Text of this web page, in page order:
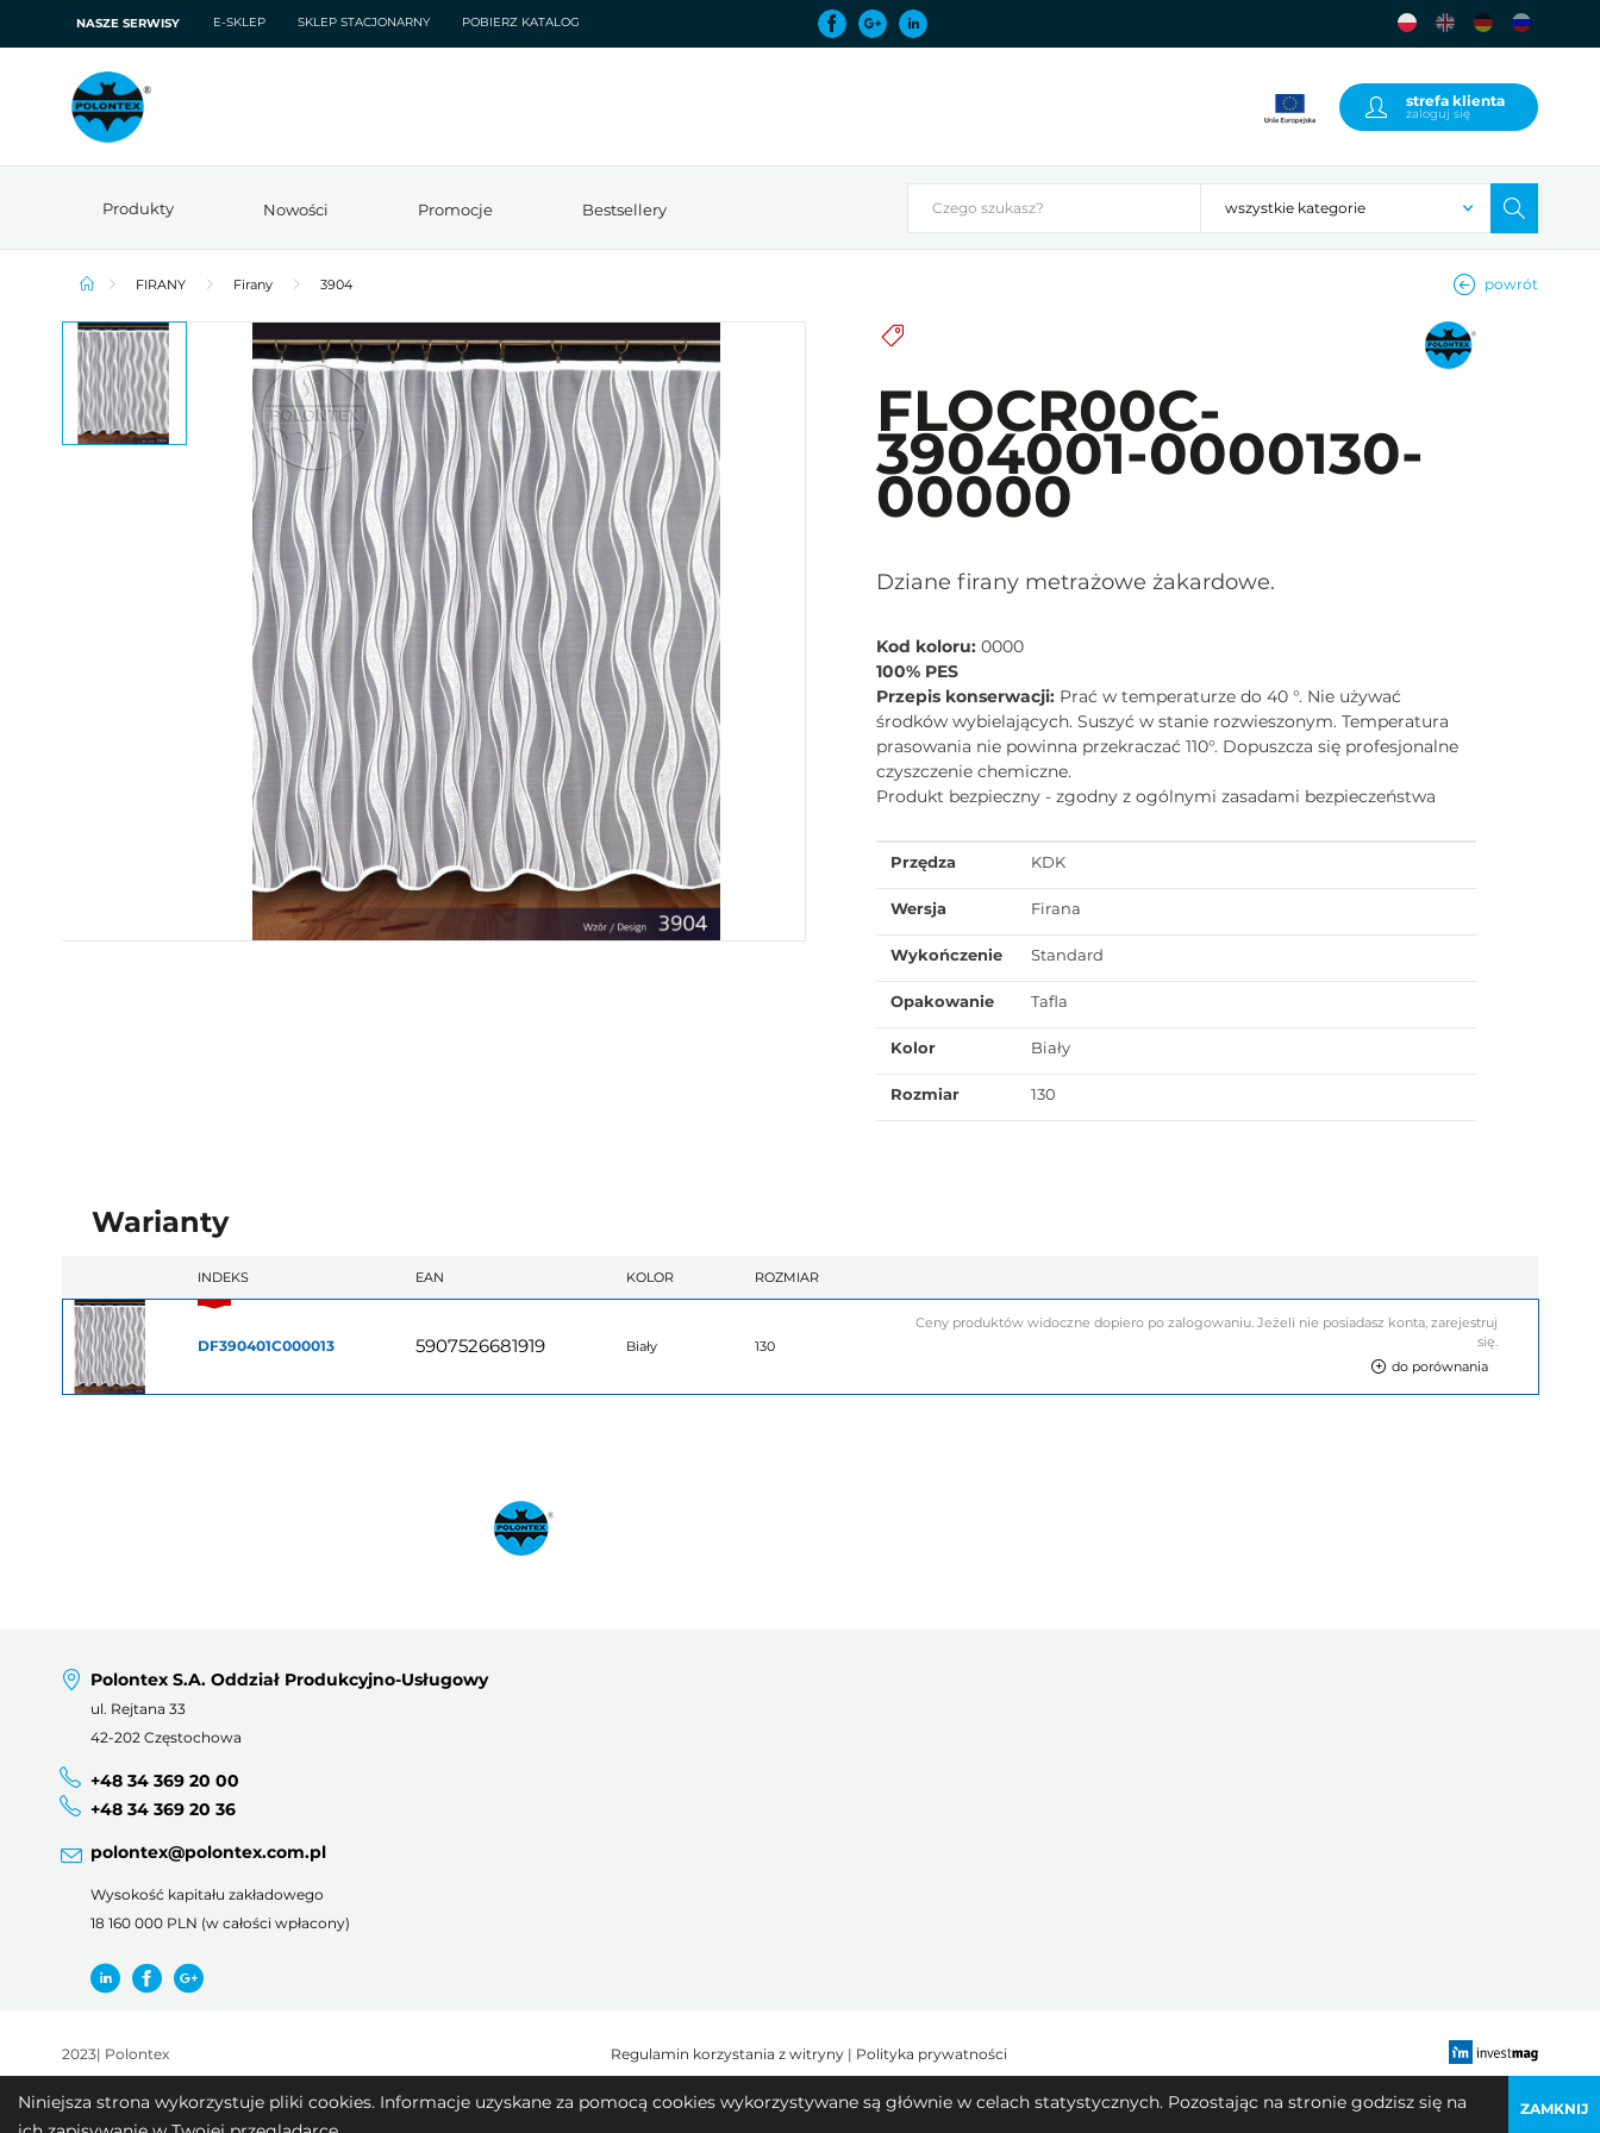
Niniejsza strona wykorzystuje pliki cookies. Informacje uzyskane za pomocą cookies wykorzystywane są głównie w celach statystycznych. Pozostając na stronie godzisz się na
ZAMKNIJ
NASZE SERWISY E-SKLEP SKLEP STACJONARNY POBIERZ KATALOG
strefa klienta
zaloguj się
Produkty Nowości Promocje Bestsellery
FIRANY Firany 3904 powrót
FLOCR00C-
3904001-0000130-
00000
Dziane firany metrażowe żakardowe.
Kod koloru: 0000
100% PES
Przepis konserwacji: Prać w temperaturze do 40 °. Nie używać
środków wybielających. Suszyć w stanie rozwieszonym. Temperatura
prasowania nie powinna przekraczać 110°. Dopuszcza się profesjonalne
czyszczenie chemiczne.
Produkt bezpieczny - zgodny z ogólnymi zasadami bezpieczeństwa
Przędza KDK
Wersja Firana
Wykończenie Standard
Opakowanie Tafla
Kolor Biały
Rozmiar 130
Warianty
INDEKS EAN KOLOR ROZMIAR
DF390401C000013 5907526681919 Biały 130
Ceny produktów widoczne dopiero po zalogowaniu. Jeżeli nie posiadasz konta, zarejestruj
się.
do porównania
Polontex S.A. Oddział Produkcyjno-Usługowy
ul. Rejtana 33
42-202 Częstochowa
+48 34 369 20 00
+48 34 369 20 36
polontex@polontex.com.pl
Wysokość kapitału zakładowego
18 160 000 PLN (w całości wpłacony)
2023| Polontex Regulamin korzystania z witryny | Polityka prywatności